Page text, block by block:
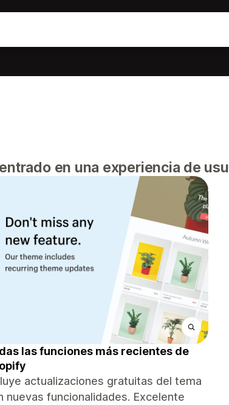
en una experiencia de
las funciones más recientes de
actualizaciones gratuitas del tema
nuevas funcionalidades. Excelente